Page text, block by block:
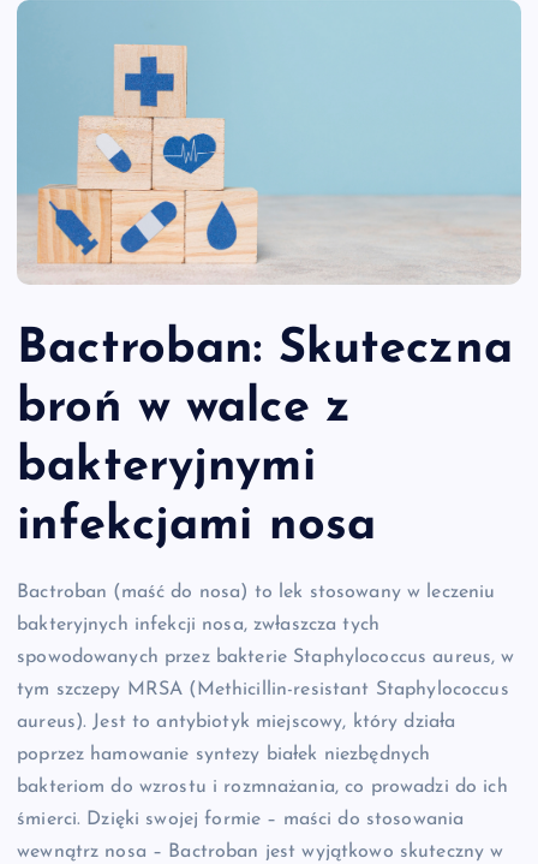
Bactroban: Skuteczna
broń w walce z
bakteryjnymi
infekcjami nosa
Bactroban (maść do nosa) to lek stosowany w leczeniu
bakteryjnych infekcji nosa, zwłaszcza tych
spowodowanych przez bakterie Staphylococcus aureus, w
tym szczepy MRSA (Methicillin-resistant Staphylococcus
aureus). Jest to antybiotyk miejscowy, który działa
poprzez hamowanie syntezy białek niezbędnych
bakteriom do wzrostu i rozmnażania, co prowadzi do ich
śmierci. Dzięki swojej formie – maści do stosowania
wewnątrz nosa – Bactroban jest wyjątkowo skuteczny w